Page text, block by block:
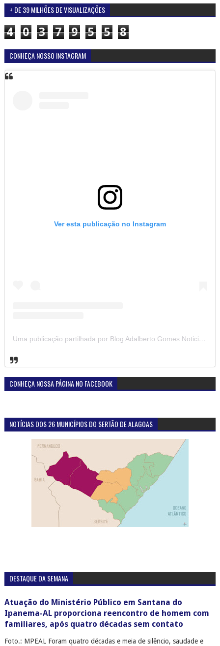
+ DE 39 MILHÕES DE VISUALIZAÇÕES
4 0 3 7 9 5 5 8
CONHEÇA NOSSO INSTAGRAM
Ver esta publicação no Instagram
Uma publicação partilhada por Blog Adalberto Gomes Noticias (@blogadalbertogomesnoticiass)
CONHEÇA NOSSA PÁGINA NO FACEBOOK
NOTÍCIAS DOS 26 MUNICÍPIOS DO SERTÃO DE ALAGOAS
DESTAQUE DA SEMANA
Atuação do Ministério Público em Santana do
Ipanema-AL proporciona reencontro de homem com
familiares, após quatro décadas sem contato
Foto.: MPEAL Foram quatro décadas e meia de silêncio, saudade e